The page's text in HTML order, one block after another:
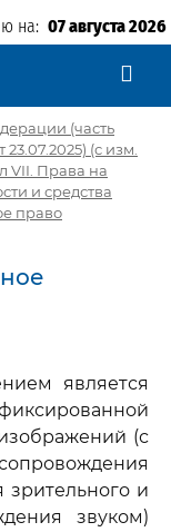
на: 07 августа 2026
(часть
(с изм.
VII. Права на
и средства
право
является
(с
зрительного и
звуком)